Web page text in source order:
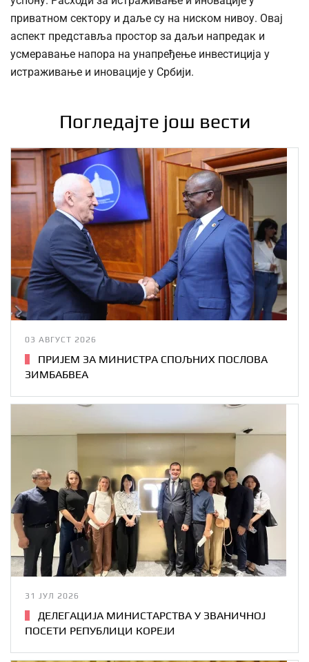
приватном сектору и даље су на ниском нивоу. Овај
аспект представља простор за даљи напредак и
усмеравање напора на унапређење инвестиција у
истраживање и иновације у Србији.
Погледајте још вести
03 АВГУСТ 2026
ПРИЈЕМ ЗА МИНИСТРА СПОЉНИХ ПОСЛОВА
ЗИМБАБВЕА
31 ЈУЛ 2026
ДЕЛЕГАЦИЈА МИНИСТАРСТВА У ЗВАНИЧНОЈ
ПОСЕТИ РЕПУБЛИЦИ КОРЕЈИ